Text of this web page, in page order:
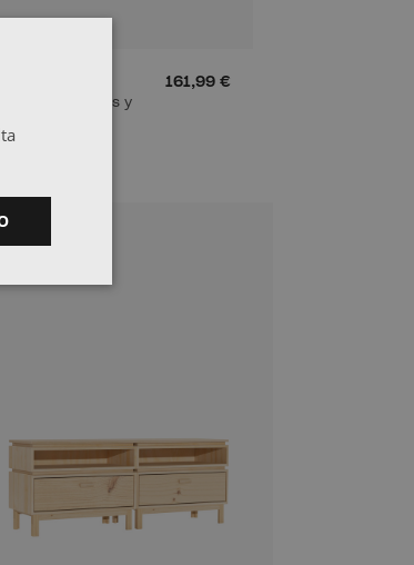
con 2 cajones y
161,99 €